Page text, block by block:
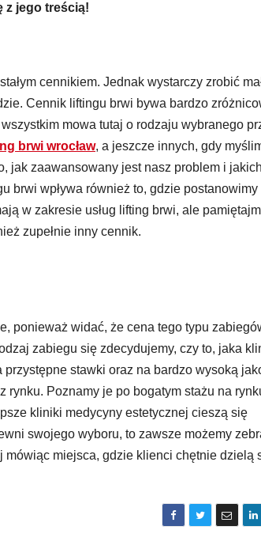
z jego treścią!
cennikiem. Jednak wystarczy zrobić
Cennik liftingu brwi bywa bardzo
mowa tutaj o rodzaju wybranego
brwi wrocław, a jeszcze innych, gdy
jak zaawansowany jest nasz problem i jakich
brwi wpływa również to, gdzie postanowimy
w zakresie usług lifting brwi, ale
zupełnie inny cennik.
ponieważ widać, że cena tego typu
zabiegu się zdecydujemy, czy to, jaka
stawki oraz na bardzo wysoką
rynku. Poznamy je po bogatym stażu na
kliniki medycyny estetycznej cieszą się
swojego wyboru, to zawsze możemy
mówiąc miejsca, gdzie klienci chętnie dzielą